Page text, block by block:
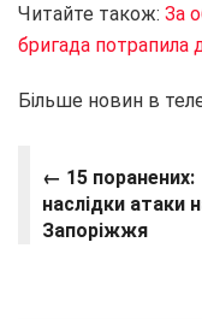
Читайте також: За
бригада потрапила
Більше новин в
← 15 поранених:
наслідки атаки
Запоріжжя